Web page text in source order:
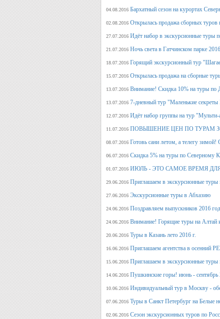
04.08.2016 Бархатный сезон на курортах
02.08.2016 Открылась продажа сборных туров
27.07.2016 Идёт набор в экскурсионные туры
21.07.2016 Ночь света в Гатчинском парке
18.07.2016 Горящий экскурсионный тур
15.07.2016 Открылась продажа на сборные
13.07.2016 Внимание! Скидка 10% на туры по
13.07.2016 7-дневный тур "Маленькие
12.07.2016 Идёт набор группы на тур
11.07.2016 ПОВЫШЕНИЕ ЦЕН ПО ТУРАМ
08.07.2016 Готовь сани летом, а
06.07.2016 Скидка 5% на туры по Северному
01.07.2016 ИЮЛЬ - ЭТО САМОЕ ВРЕМЯ
29.06.2016 Приглашаем в экскурсионные
27.06.2016 Экскурсионные туры в Абхазию
24.06.2016 Поздравляем выпускников
24.06.2016 Внимание! Горящие туры на Алтай
20.06.2016 Туры в Казань лето 2016 г.
16.06.2016 Приглашаем агентства в
15.06.2016 Приглашаем в экскурсионные туры
14.06.2016 Пушкинские горы! июнь - сентябрь
10.06.2016 Индивидуальный тур в Москву -
07.06.2016 Туры в Санкт Петербург на Белые
02.06.2016 Сезон экскурсионных туров по